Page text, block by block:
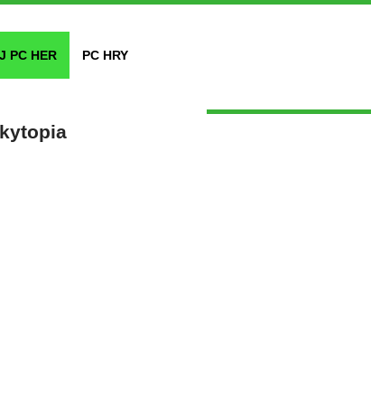
PC HER PC HRY